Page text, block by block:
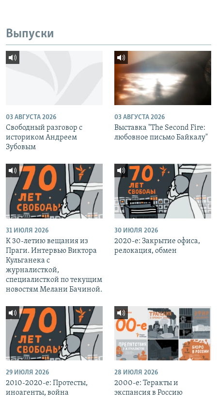
Выпуски
03 АВГУСТА 2026
Свободный разговор с
историком Андреем
Зубовым
03 АВГУСТА 2026
Выставка "The Second Fire:
любовное письмо Байкалу"
31 ИЮЛЯ 2026
К 30-летию вещания из
Праги. Интервью Виктора
Кульганека с
журналисткой,
специалисткой по текущим
новостям Мелани Бачиной.
30 ИЮЛЯ 2026
2020-е: Закрытие офиса,
релокация, обмен
29 ИЮЛЯ 2026
2010-2020-е: Протесты,
иноагенты, война
28 ИЮЛЯ 2026
2000-е: Теракты и
экспансия в Россию